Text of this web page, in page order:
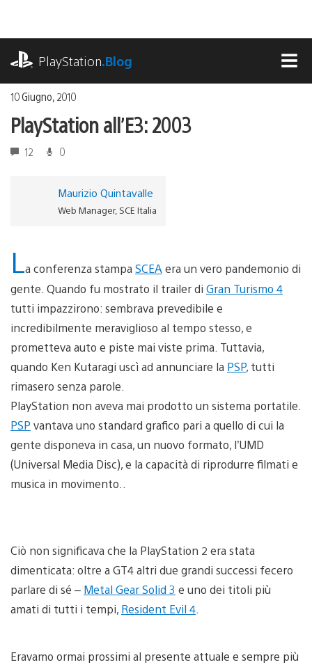
contenuto
PlayStation.Blog
10 Giugno, 2010
PlayStation all’E3: 2003
12 0
Maurizio Quintavalle
Web Manager, SCE Italia
La conferenza stampa SCEAera un vero pandemonio di
gente. Quando fu mostrato il trailer di Gran Turismo 4
tutti impazzirono: sembrava prevedibile e
incredibilmente meraviglioso al tempo stesso, e
prometteva auto e piste mai viste prima. Tuttavia,
quando Ken Kutaragi uscì ad annunciare la PSP, tutti
rimasero senza parole.
PlayStation non aveva mai prodotto un sistema portatile.
PSP vantava uno standard grafico pari a quello di cui la
gente disponeva in casa, un nuovo formato, l’UMD
(Universal Media Disc), e la capacità di riprodurre filmati e
musica in movimento..
Ciò non significava che la PlayStation 2 era stata
dimenticata: oltre a GT4 altri due grandi successi fecero
parlare di sé – Metal Gear Solid 3 e uno dei titoli più
amati di tutti i tempi, Resident Evil 4
Eravamo ormai prossimi al presente attuale e sempre più